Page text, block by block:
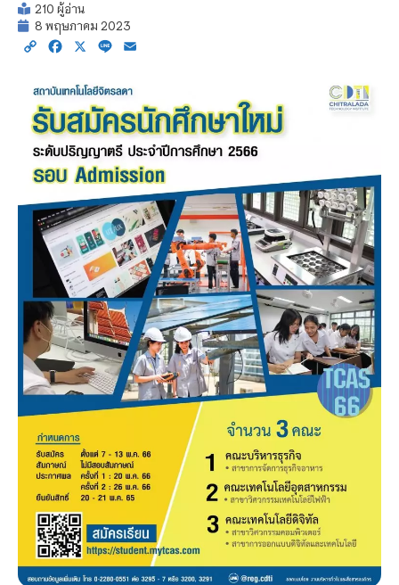
210 ผู้อ่าน
8 พฤษภาคม 2023
Copy Facebook
X Line